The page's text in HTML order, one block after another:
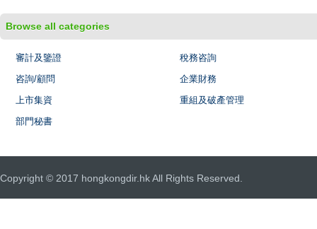
Browse all categories
審計及鑒證
稅務咨詢
咨詢/顧問
企業財務
上市集資
重組及破產管理
部門秘書
Copyright © 2017 hongkongdir.hk All Rights Reserved.